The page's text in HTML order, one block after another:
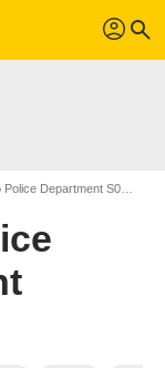
profil search
Police Department S0